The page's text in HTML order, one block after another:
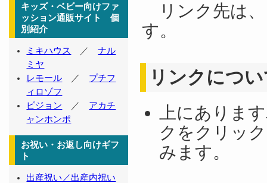
リンク先は、
す。
リンクにつ
上にありま
クをクリッ
みます。
キッズ・ベビー向けファ
ッション通販サイト 個
別紹介
ミキハウス ／ナル
ミヤ
レモール ／ プチフ
ィロゾフ
ピジョン ／ アカチ
ャンホンポ
お祝い・お返し向けギフ
ト
出産祝い／出産内祝い